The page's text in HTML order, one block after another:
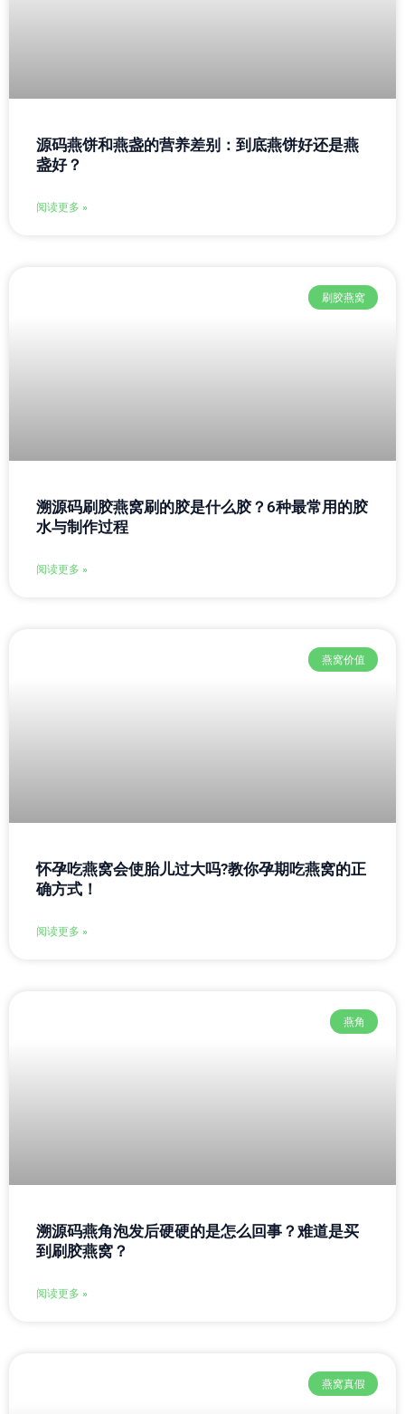
源码燕饼和燕盏的营养差别：到底燕饼好还是燕
盏好？
阅读更多 »
刷胶燕窝
溯源码刷胶燕窝刷的胶是什么胶？6种最常用的胶
水与制作过程
阅读更多 »
燕窝价值
怀孕吃燕窝会使胎儿过大吗?教你孕期吃燕窝的正
确方式！
阅读更多 »
燕角
溯源码燕角泡发后硬硬的是怎么回事？难道是买
到刷胶燕窝？
阅读更多 »
燕窝真假